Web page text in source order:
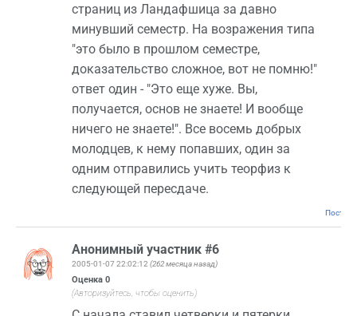
страниц из Ландафшица за давно
минувший семестр. На возражения типа
"это было в прошлом семестре,
доказательство сложное, вот не помню!"
ответ один - "Это еще хуже. Вы,
получается, основ не знаете! И вообще
ничего не знаете!". Все восемь добрых
молодцев, к нему попавших, один за
одним отправились учить теорфиз к
следующей пересдаче.
Анонимный участник #6
2005-01-07 22:02:12 (262 месяца назад)
Оценка 0
(Авторизуйтесь, чтобы оценить)